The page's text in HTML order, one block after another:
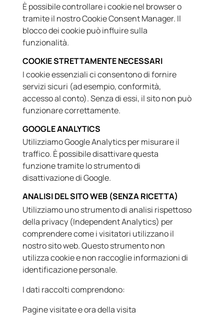
È possibile controllare i cookie nel browser o
tramite il nostro Cookie Consent Manager. Il
blocco dei cookie può influire sulla
funzionalità.
COOKIE STRETTAMENTE NECESSARI
I cookie essenziali ci consentono di fornire
servizi sicuri (ad esempio, conformità,
accesso al conto). Senza di essi, il sito non può
funzionare correttamente.
GOOGLE ANALYTICS
Utilizziamo Google Analytics per misurare il
traffico. È possibile disattivare questa
funzione tramite lo strumento di
disattivazione di Google.
ANALISI DEL SITO WEB (SENZA RICETTA)
Utilizziamo uno strumento di analisi rispettoso
della privacy (Independent Analytics) per
comprendere come i visitatori utilizzano il
nostro sito web. Questo strumento non
utilizza cookie e non raccoglie informazioni di
identificazione personale.
I dati raccolti comprendono:
Pagine visitate e ora della visita